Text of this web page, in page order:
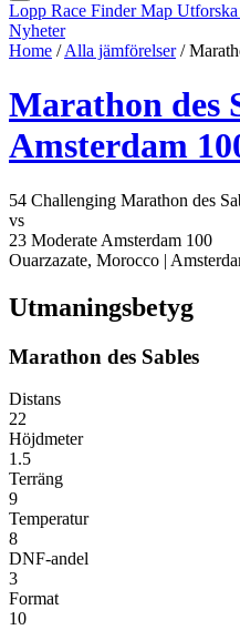
Lopp Race FinderMap Utforska
Nyheter
Home / Alla jämförelser /
Marathon des
Amsterdam
54 Challenging Marathon des
vs
23 Moderate Amsterdam 100
Ouarzazate, Morocco |
Utmaningsbetyg
Marathon des Sables
Distans
22
Höjdmeter
1.5
Terräng
9
Temperatur
8
DNF-andel
3
Format
10